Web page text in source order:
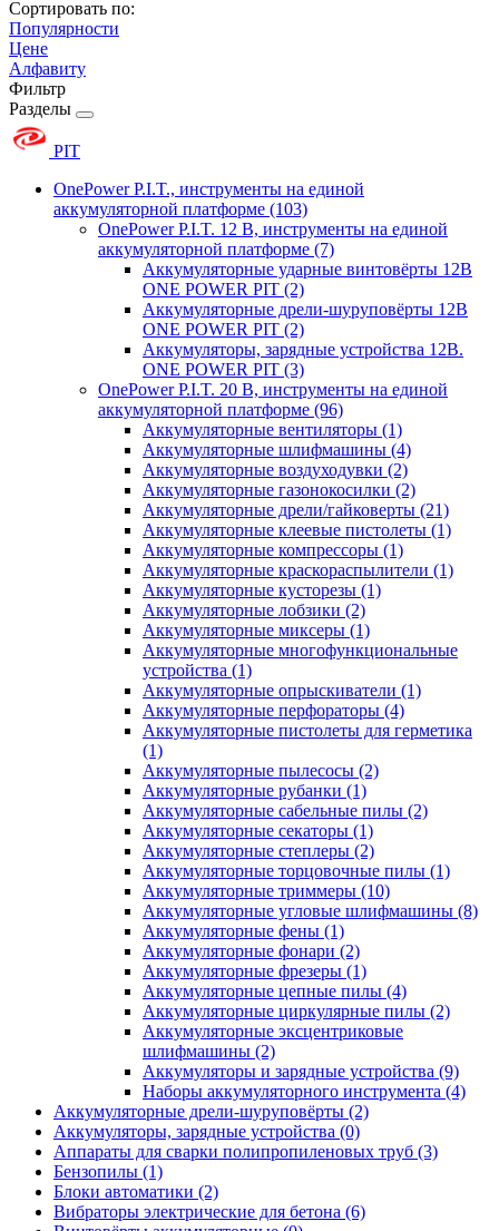
Сортировать по:
Популярности
Цене
Алфавиту
Фильтр
Разделы
PIT
OnePower P.I.T., инструменты на единой
аккумуляторной платформе (103)
OnePower P.I.T. 12 В, инструменты на единой
аккумуляторной платформе (7)
Аккумуляторные ударные винтовёрты 12В
ONE POWER PIT (2)
Аккумуляторные дрели-шуруповёрты 12В
ONE POWER PIT (2)
Аккумуляторы, зарядные устройства 12В.
ONE POWER PIT (3)
OnePower P.I.T. 20 В, инструменты на единой
аккумуляторной платформе (96)
Аккумуляторные вентиляторы (1)
Аккумуляторные шлифмашины (4)
Аккумуляторные воздуходувки (2)
Аккумуляторные газонокосилки (2)
Аккумуляторные дрели/гайковерты (21)
Аккумуляторные клеевые пистолеты (1)
Аккумуляторные компрессоры (1)
Аккумуляторные краскораспылители (1)
Аккумуляторные кусторезы (1)
Аккумуляторные лобзики (2)
Аккумуляторные миксеры (1)
Аккумуляторные многофункциональные
устройства (1)
Аккумуляторные опрыскиватели (1)
Аккумуляторные перфораторы (4)
Аккумуляторные пистолеты для герметика
(1)
Аккумуляторные пылесосы (2)
Аккумуляторные рубанки (1)
Аккумуляторные сабельные пилы (2)
Аккумуляторные секаторы (1)
Аккумуляторные степлеры (2)
Аккумуляторные торцовочные пилы (1)
Аккумуляторные триммеры (10)
Аккумуляторные угловые шлифмашины (8)
Аккумуляторные фены (1)
Аккумуляторные фонари (2)
Аккумуляторные фрезеры (1)
Аккумуляторные цепные пилы (4)
Аккумуляторные циркулярные пилы (2)
Аккумуляторные эксцентриковые
шлифмашины (2)
Аккумуляторы и зарядные устройства (9)
Наборы аккумуляторного инструмента (4)
Аккумуляторные дрели-шуруповёрты (2)
Аккумуляторы, зарядные устройства (0)
Аппараты для сварки полипропиленовых труб (3)
Бензопилы (1)
Блоки автоматики (2)
Вибраторы электрические для бетона (6)